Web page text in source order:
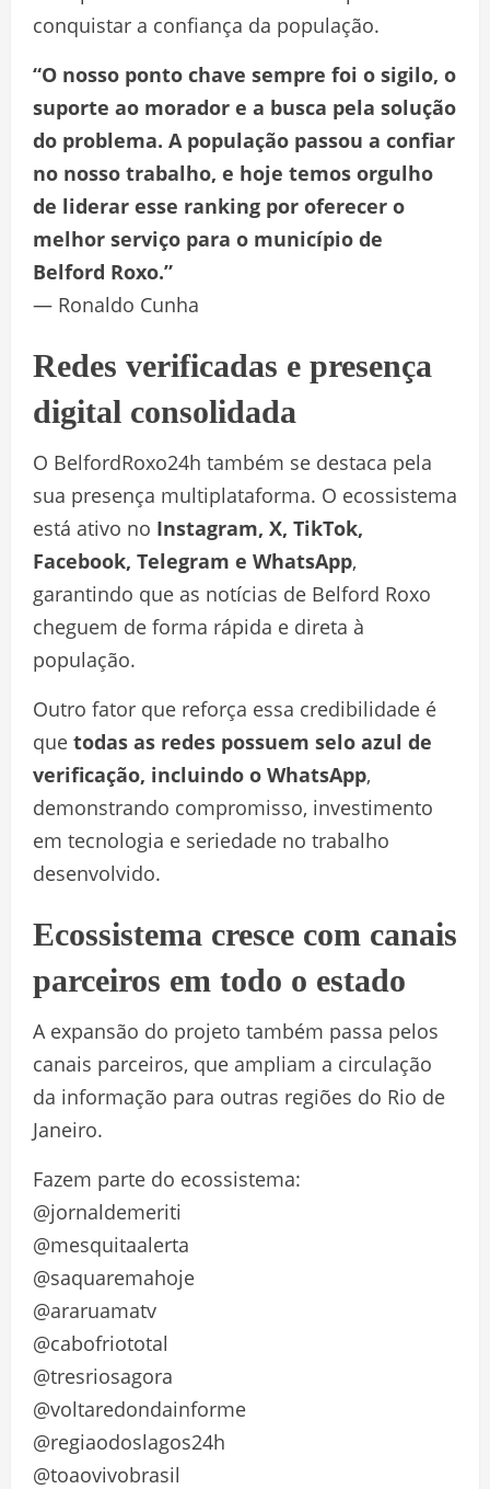
conquistar a confiança da população.
“O nosso ponto chave sempre foi o sigilo, o
suporte ao morador e a busca pela solução
do problema. A população passou a confiar
no nosso trabalho, e hoje temos orgulho
de liderar esse ranking por oferecer o
melhor serviço para o município de
Belford Roxo.”
— Ronaldo Cunha
Redes verificadas e presença
digital consolidada
O BelfordRoxo24h também se destaca pela
sua presença multiplataforma. O ecossistema
está ativo no Instagram, X, TikTok,
Facebook, Telegram e WhatsApp,
garantindo que as notícias de Belford Roxo
cheguem de forma rápida e direta à
população.
Outro fator que reforça essa credibilidade é
que todas as redes possuem selo azul de
verificação, incluindo o WhatsApp,
demonstrando compromisso, investimento
em tecnologia e seriedade no trabalho
desenvolvido.
Ecossistema cresce com canais
parceiros em todo o estado
A expansão do projeto também passa pelos
canais parceiros, que ampliam a circulação
da informação para outras regiões do Rio de
Janeiro.
Fazem parte do ecossistema:
@jornaldemeriti
@mesquitaalerta
@saquaremahoje
@araruamatv
@cabofriototal
@tresriosagora
@voltaredondainforme
@regiaodoslagos24h
@toaovivobrasil